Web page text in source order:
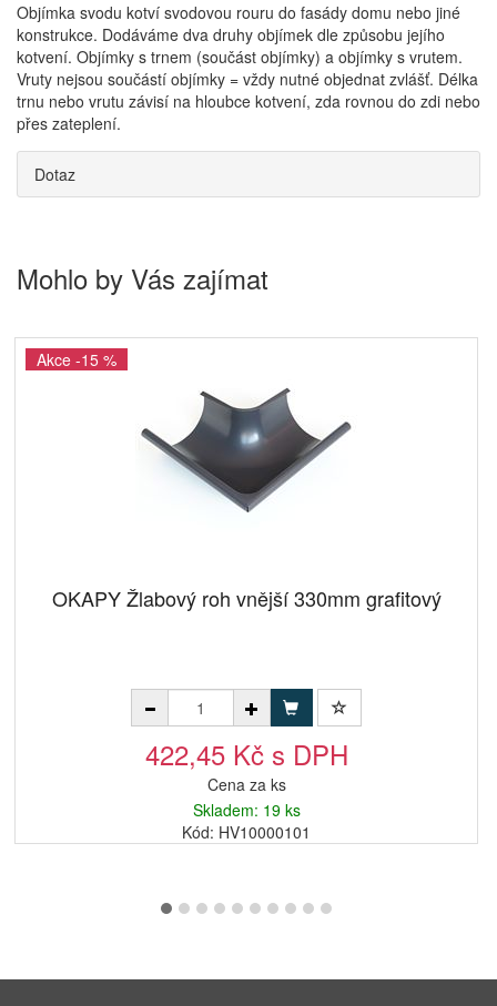
Objímka svodu kotví svodovou rouru do fasády domu nebo jiné
konstrukce. Dodáváme dva druhy objímek dle způsobu jejího
kotvení. Objímky s trnem (součást objímky) a objímky s vrutem.
Vruty nejsou součástí objímky = vždy nutné objednat zvlášť. Délka
trnu nebo vrutu závisí na hloubce kotvení, zda rovnou do zdi nebo
přes zateplení.
Dotaz
Mohlo by Vás zajímat
Akce -15 %
OKAPY Žlabový roh vnější 330mm grafitový
422,45 Kč s DPH
Cena za ks
Skladem: 19 ks
Kód: HV10000101